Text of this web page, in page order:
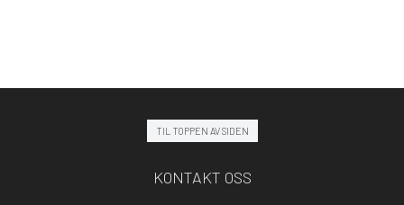
TIL TOPPEN AV SIDEN
KONTAKT OSS